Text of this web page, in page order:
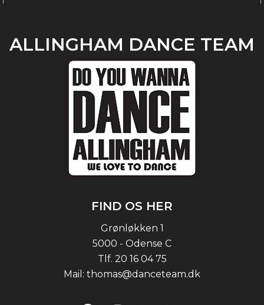
ALLINGHAM DANCE TEAM
FIND OS HER
Grønløkken 1
5000 - Odense C
Tlf. 20 16 04 75
Mail: thomas@danceteam.dk